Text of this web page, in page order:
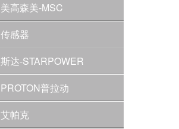
美高森美-MSC
传感器
斯达-STARPOWER
PROTON普拉动
艾帕克